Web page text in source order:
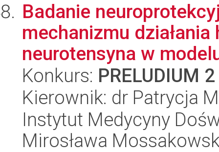
Badanie
mechanizmu
neurotensyna w
Konkurs: PRELUDIUM 2
Kierownik: dr Patrycja
Instytut Medycyny
Mirosława